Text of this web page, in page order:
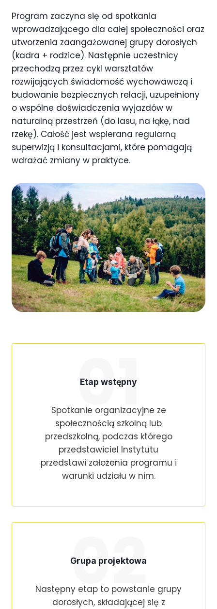
Program zaczyna się od spotkania
wprowadzającego dla całej społeczności oraz
utworzenia zaangażowanej grupy dorosłych
(kadra + rodzice). Następnie uczestnicy
przechodzą przez cykl warsztatów
rozwijających świadomość wychowawczą i
budowanie bezpiecznych relacji, uzupełniony
o wspólne doświadczenia wyjazdów w
naturalną przestrzeń (do lasu, na łąkę, nad
rzekę). Całość jest wspierana regularną
superwizją i konsultacjami, które pomagają
wdrażać zmiany w praktyce.
01
Etap wstępny
Spotkanie organizacyjne ze
społecznością szkolną lub
przedszkolną, podczas którego
przedstawiciel Instytutu
przedstawi założenia programu i
warunki udziału w nim.
02
Grupa projektowa
Następny etap to powstanie grupy
dorosłych, składającej się z